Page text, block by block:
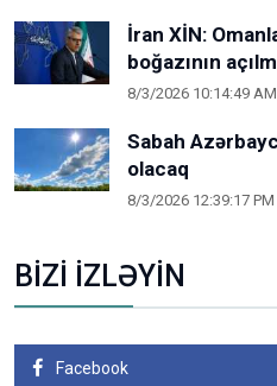
İran XİN:
boğazının
8/3/2026 10:14:49 AM
Sabah
olacaq
8/3/2026 12:39:17 PM
BİZİ İZLƏYİN
Facebook